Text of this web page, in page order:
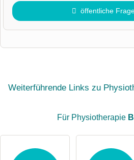
öffentliche
E-Mail-Adresse (wird nicht
Weiterführende Links zu
Für Physiotherapie